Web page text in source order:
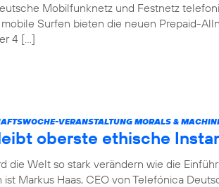
Mobilfunknetz und Festnetz
Surfen bieten die neuen Prepaid-
4 […]
VERANSTALTUNG MORALS &
oberste ethische
die Welt so stark verändern wie die
Markus Haas, CEO von Telefónica